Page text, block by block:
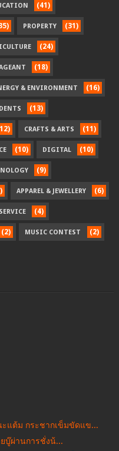
(41)
PROPERTY (31)
(24)
(18)
& ENVIRONMENT (16)
(13)
CRAFTS & ARTS (11)
(10) DIGITAL (10)
(9)
APPAREL & JEWELLERY (6)
(4)
(2) MUSIC CONTEST (2)
แต้ม กระชากเข็มขัดแข...
บู๊ผ่านการชั่งน้...